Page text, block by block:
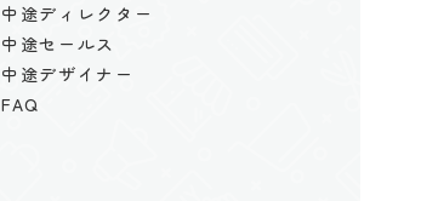
中途ディレクター
中途セールス
中途デザイナー
FAQ